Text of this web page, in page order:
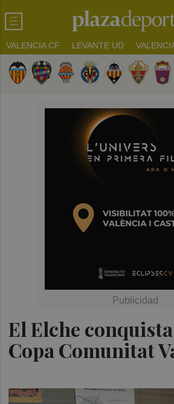
VALENCIA CF LEVANTE UD
El Elche
Copa Comunitat